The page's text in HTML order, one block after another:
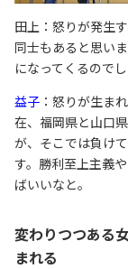
田上：怒りが発生
同士もあると思い
になってくるので
益子 ：怒りが生ま
在、福岡県と山口
が、そこでは負け
す。勝利至上主義
ばいいなと。
変わりつつある
まれる